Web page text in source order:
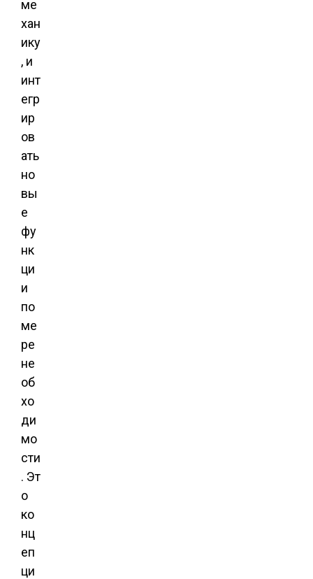
ме
хан
ику
, и
инт
егр
ир
ов
ать
но
вы
е
фу
нк
ци
и
по
ме
ре
не
об
хо
ди
мо
сти
. Эт
о
ко
нц
еп
ци